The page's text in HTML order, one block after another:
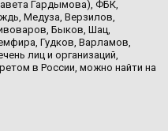
Гардымова), ФБК,
Медуза, Верзилов,
Быков, Шац,
Гудков, Варламов,
лиц и организаций,
в России, можно найти на